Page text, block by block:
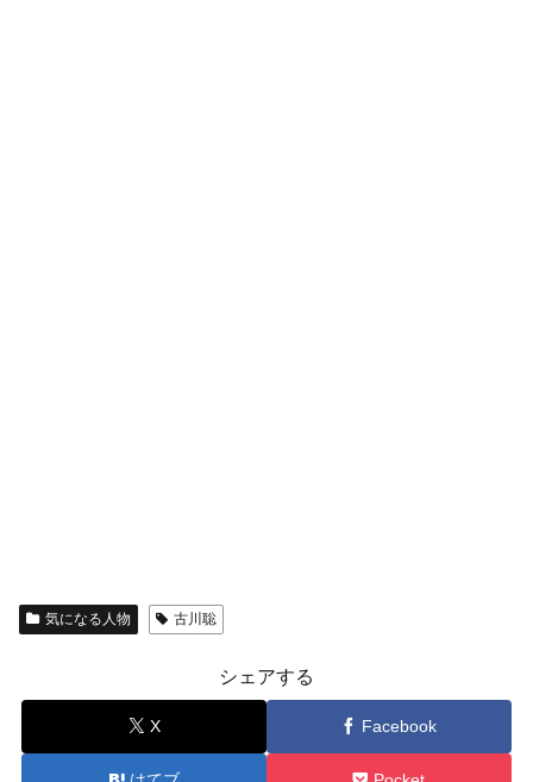
気になる人物 古川聡
シェアする
X Facebook